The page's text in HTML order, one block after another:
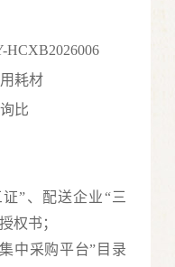
HCXB2026006
耗材
比
”、配送企业“三
权书 ；
中采购平台”目录